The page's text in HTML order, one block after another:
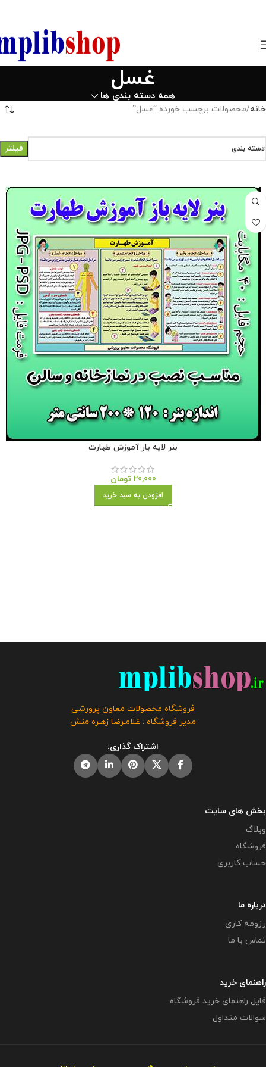
غسل
همه دسته بندی ها
خانه محصولات برچسب خورده “غسل”
دسته بندی فیلتر
بنر لایه باز آموزش طهارت
20,000 تومان
افزودن به سبد خرید
فروشگاه محصولات معاون پرورشی
مدیر فروشگاه : غلامـرضا زهـره منش
اشتراک گذاری:
بخش های سایت
وبلاگ
فروشگاه
حساب کاربری
درباره ما
رزومه کاری
تماس با ما
راهنمای خرید
فایل راهنمای خرید فروشگاه
سوالات متداول